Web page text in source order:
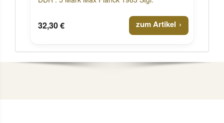
32,30 € zum Artikel